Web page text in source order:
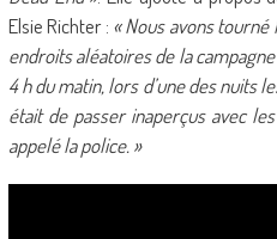
Elsie Richter : « Nous avons tourné
endroits aléatoires de la
4 h du matin, lors d’une des nuits
était de passer inaperçus avec
appelé la police. »